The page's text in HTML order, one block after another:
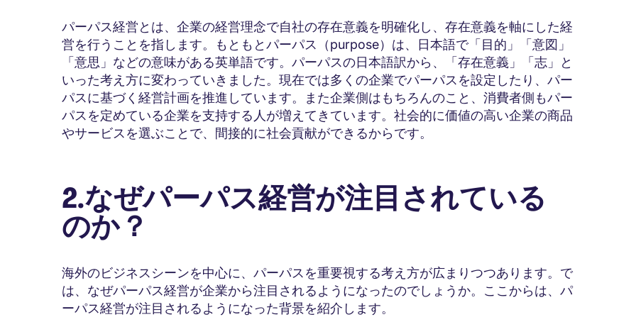
パーパス経営とは、企業の経営理念で自社の存在意義を明確化し、存在意義を軸にした経
営を行うことを指します。もともとパーパス（purpose）は、日本語で「目的」「意図」
「意思」などの意味がある英単語です。パーパスの日本語訳から、「存在意義」「志」と
いった考え方に変わっていきました。現在では多くの企業でパーパスを設定したり、パー
パスに基づく経営計画を推進しています。また企業側はもちろんのこと、消費者側もパー
パスを定めている企業を支持する人が増えてきています。社会的に価値の高い企業の商品
やサービスを選ぶことで、間接的に社会貢献ができるからです。
2.なぜパーパス経営が注目されている
のか？
海外のビジネスシーンを中心に、パーパスを重要視する考え方が広まりつつあります。で
は、なぜパーパス経営が企業から注目されるようになったのでしょうか。ここからは、パ
ーパス経営が注目されるようになった背景を紹介します。